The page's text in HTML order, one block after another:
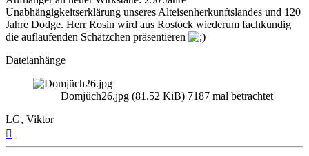
Unabhängigkeitserklärung unseres Alteisenherkunftslandes und 120
Jahre Dodge. Herr Rosin wird aus Rostock wiederum fachkundig
die auflaufenden Schätzchen präsentieren
Dateianhänge
Domjüch26.jpg (81.52 KiB) 7187 mal betrachtet
LG, Viktor